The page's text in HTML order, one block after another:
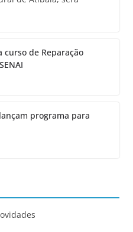
de Reparação
programa para